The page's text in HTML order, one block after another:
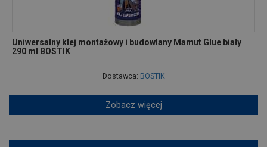
Uniwersalny klej montażowy i budowlany Mamut Glue biały
290 ml BOSTIK
Dostawca: BOSTIK
Zobacz więcej